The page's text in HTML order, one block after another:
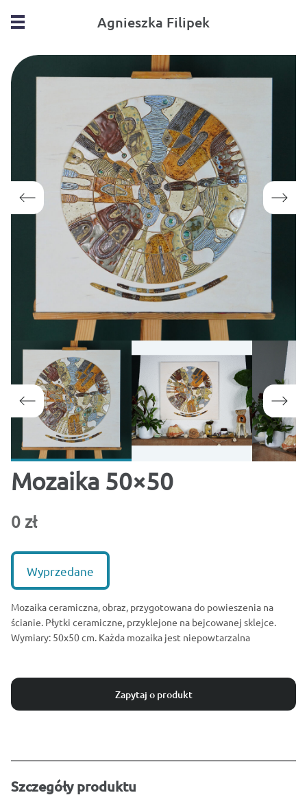
Agnieszka Filipek
Mozaika 50×50
0 zł
Wyprzedane
Mozaika ceramiczna, obraz, przygotowana do powieszenia na
ścianie. Płytki ceramiczne, przyklejone na bejcowanej sklejce.
Wymiary: 50x50 cm. Każda mozaika jest niepowtarzalna
Zapytaj o produkt
Szczegóły produktu